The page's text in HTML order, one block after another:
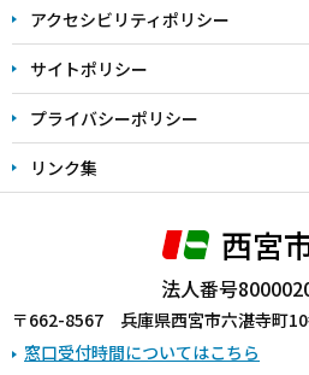
アクセシビリティポリシー
サイトポリシー
プライバシーポリシー
リンク集
西宮
法人番号
〒662-8567 兵庫県西宮市六湛寺町10
窓口受付時間についてはこちら